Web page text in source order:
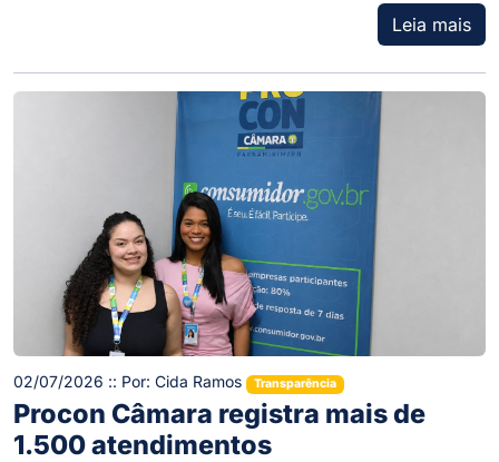
Leia mais
02/07/2026 :: Por: Cida Ramos Transparência
Procon Câmara registra mais de
1.500 atendimentos